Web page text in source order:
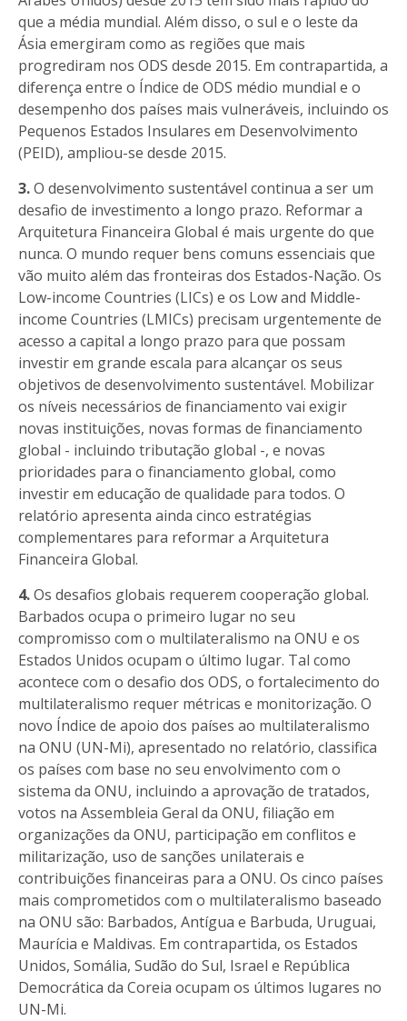
que a média mundial. Além disso, o sul e o leste da
Ásia emergiram como as regiões que mais
progrediram nos ODS desde 2015. Em contrapartida, a
diferença entre o Índice de ODS médio mundial e o
desempenho dos países mais vulneráveis, incluindo os
Pequenos Estados Insulares em Desenvolvimento
(PEID), ampliou-se desde 2015.
3.O desenvolvimento sustentável continua a ser um
desafio de investimento a longo prazo. Reformar a
Arquitetura Financeira Global é mais urgente do que
nunca. O mundo requer bens comuns essenciais que
vão muito além das fronteiras dos Estados-Nação. Os
Low-income Countries (LICs) e os Low and Middle-
income Countries (LMICs) precisam urgentemente de
acesso a capital a longo prazo para que possam
investir em grande escala para alcançar os seus
objetivos de desenvolvimento sustentável. Mobilizar
os níveis necessários de financiamento vai exigir
novas instituições, novas formas de financiamento
global - incluindo tributação global -, e novas
prioridades para o financiamento global, como
investir em educação de qualidade para todos. O
relatório apresenta ainda cinco estratégias
complementares para reformar a Arquitetura
Financeira Global.
4.Os desafios globais requerem cooperação global.
Barbados ocupa o primeiro lugar no seu
compromisso com o multilateralismo na ONU e os
Estados Unidos ocupam o último lugar. Tal como
acontece com o desafio dos ODS, o fortalecimento do
multilateralismo requer métricas e monitorização. O
novo Índice de apoio dos países ao multilateralismo
na ONU (UN-Mi), apresentado no relatório, classifica
os países com base no seu envolvimento com o
sistema da ONU, incluindo a aprovação de tratados,
votos na Assembleia Geral da ONU, filiação em
organizações da ONU, participação em conflitos e
militarização, uso de sanções unilaterais e
contribuições financeiras para a ONU. Os cinco países
mais comprometidos com o multilateralismo baseado
na ONU são: Barbados, Antígua e Barbuda, Uruguai,
Maurícia e Maldivas. Em contrapartida, os Estados
Unidos, Somália, Sudão do Sul, Israel e República
Democrática da Coreia ocupam os últimos lugares no
UN-Mi.